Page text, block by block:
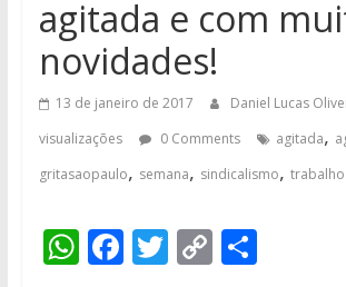
agitada e com
novidades!
13 de janeiro de 2017 Daniel Lucas
visualizações
0 Comments agitada,
gritasaopaulo, semana, sindicalismo, trabalho
W F T C S